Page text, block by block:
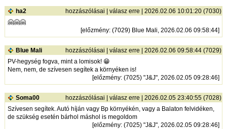
ha2 hozzászólásai |válasz erre | 2026.02.06 10:01:20 (7030)
🤗🤗🤗
[előzmény: (7029) Blue Mali, 2026.02.06 09:58:44]
Blue Mali hozzászólásai |válasz erre | 2026.02.06 09:58:44 (7029)
PV-hegység fogva, mint a lomisok! 😁
Nem, nem, de szívesen segítek a környéken is!
[előzmény: (7025) "J&J", 2026.02.05 09:28:46]
Soma00 hozzászólásai |válasz erre | 2026.02.05 23:40:55 (7028)
Szívesen segítek. Autó híján vagy Bp környékén, vagy a Balaton felvidéken,
de szükség esetén bárhol máshol is megoldom
[előzmény: (7025) "J&J", 2026.02.05 09:28:46]